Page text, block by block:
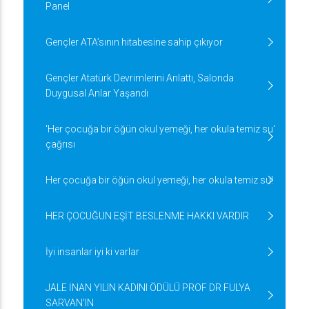
Panel
Gençler ATA’sının hitabesine sahip çıkıyor
Gençler Atatürk Devrimlerini Anlattı, Salonda
Duygusal Anlar Yaşandı
'Her çocuğa bir öğün okul yemeği, her okula temiz su'
çağrısı
Her çocuğa bir öğün okul yemeği, her okula temiz su!
HER ÇOCUĞUN EŞİT BESLENME HAKKI VARDIR
İyi insanlar iyi ki varlar
JALE İNAN YILIN KADINI ÖDÜLÜ PROF DR FULYA
SARVAN'IN